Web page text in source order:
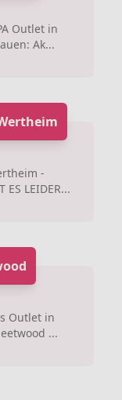
Outlet in
Ak...
-
LEIDER...
Outlet in
...